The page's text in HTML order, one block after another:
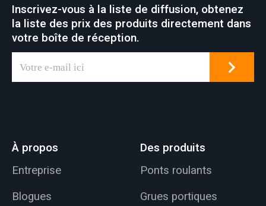
Inscrivez-vous à la liste de diffusion, obtenez
la liste des prix des produits directement dans
votre boîte de réception.
À propos
Entreprise
Blogues
Des produits
Ponts roulants
Grues portiques